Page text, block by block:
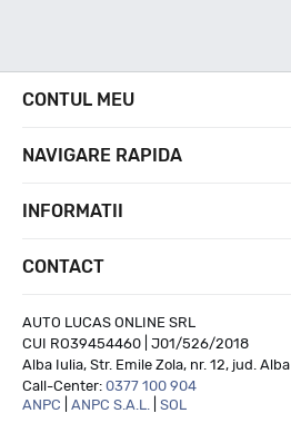
CONTUL MEU
NAVIGARE RAPIDA
INFORMATII
CONTACT
AUTO LUCAS ONLINE SRL
CUI RO39454460 | J01/526/2018
Alba Iulia, Str. Emile Zola, nr. 12, jud. Alba
Call-Center: 0377 100 904
ANPC
ANPC S.A.L. SOL